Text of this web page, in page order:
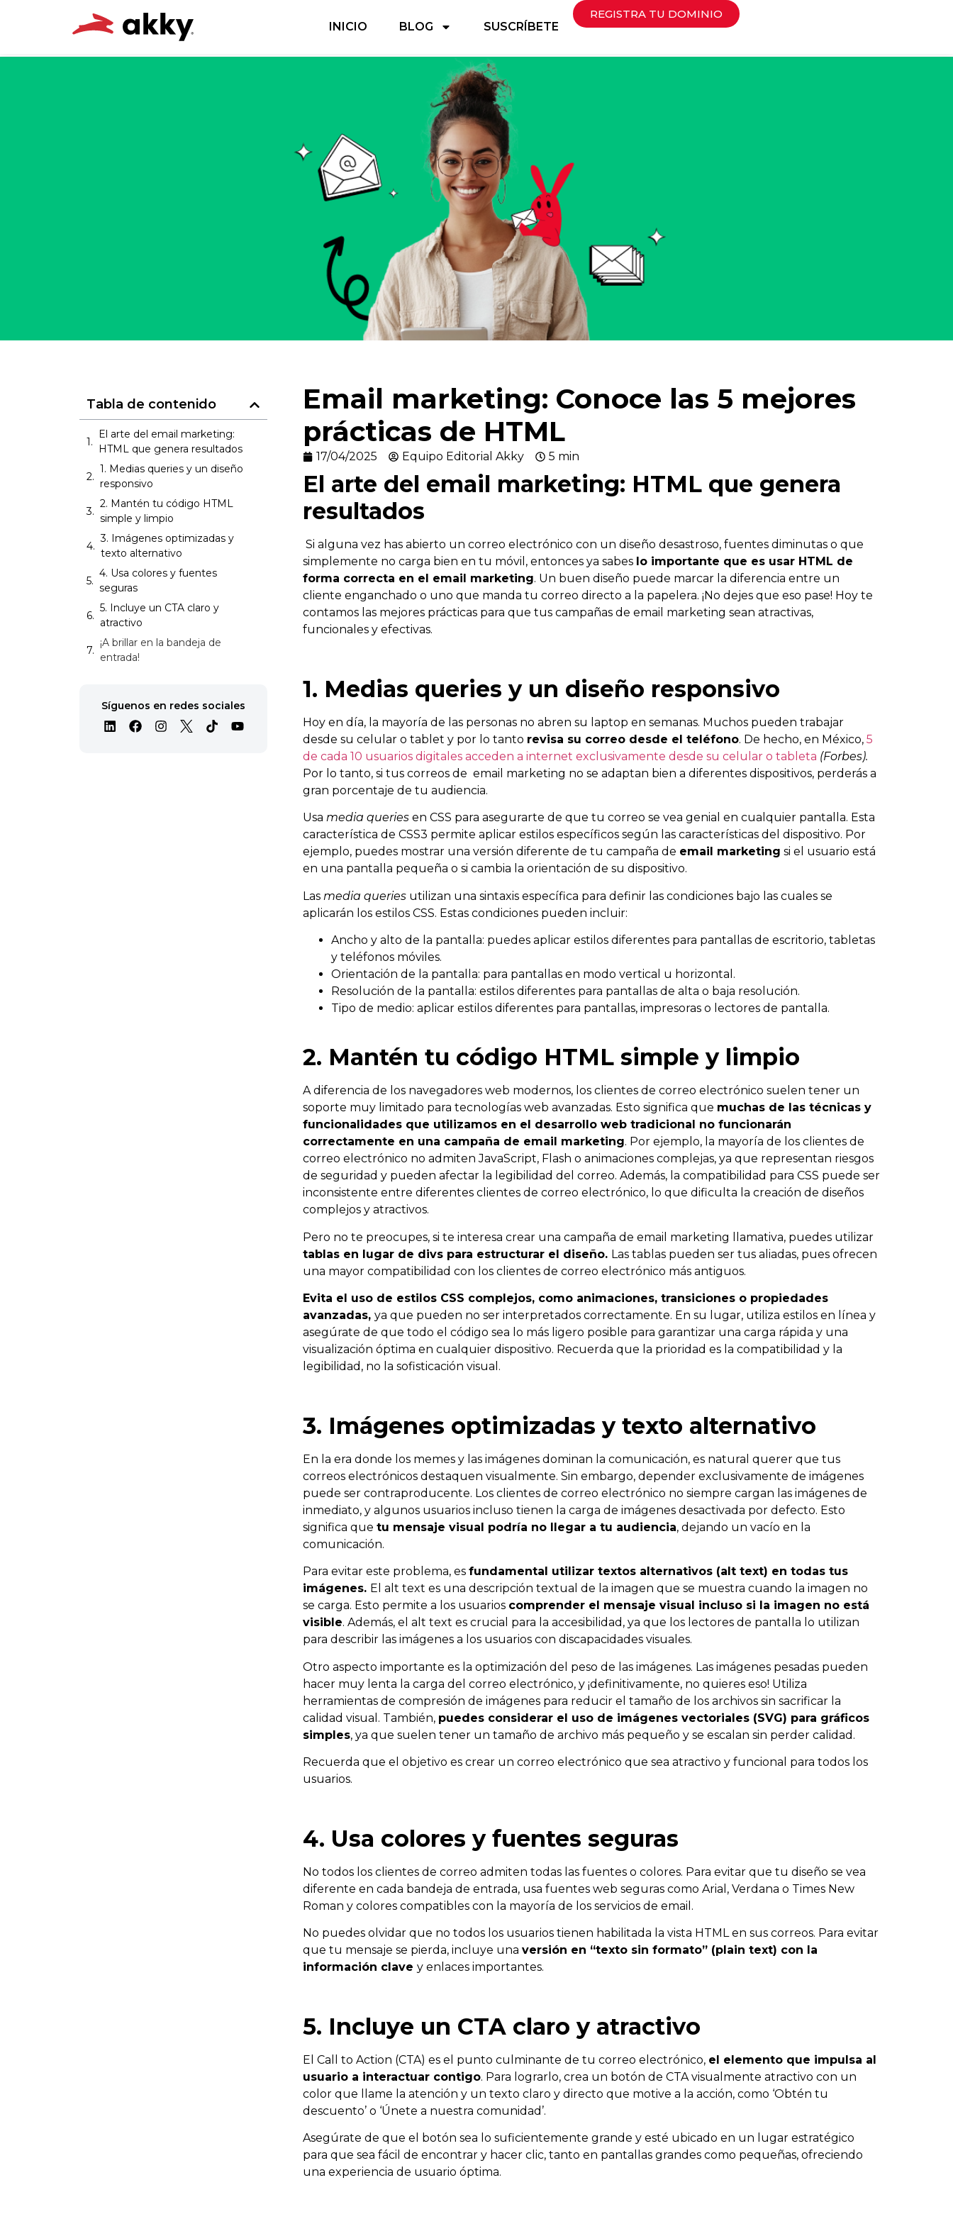
INICIO BLOG SUSCRÍBETE
REGISTRA TU DOMINIO
Tabla de contenido
El arte del email marketing:
HTML que genera resultados
1. Medias queries y un diseño
responsivo
2. Mantén tu código HTML
simple y limpio
3. Imágenes optimizadas y
texto alternativo
4. Usa colores y fuentes
seguras
5. Incluye un CTA claro y
atractivo
¡A brillar en la bandeja de
entrada!
Síguenos en redes sociales
Email marketing: Conoce las 5 mejores
prácticas de HTML
17/04/2025 Equipo Editorial Akky 5 min
El arte del email marketing: HTML que genera
resultados
Si alguna vez has abierto un correo electrónico con un diseño desastroso, fuentes diminutas o que
simplemente no carga bien en tu móvil, entonces ya sabes lo importante que es usar HTML de
forma correcta en el email marketing. Un buen diseño puede marcar la diferencia entre un
cliente enganchado o uno que manda tu correo directo a la papelera. ¡No dejes que eso pase! Hoy te
contamos las mejores prácticas para que tus campañas de email marketing sean atractivas,
funcionales y efectivas.
1. Medias queries y un diseño responsivo
Hoy en día, la mayoría de las personas no abren su laptop en semanas. Muchos pueden trabajar
desde su celular o tablet y por lo tanto revisa su correo desde el teléfono. De hecho, en México, 5
de cada 10 usuarios digitales acceden a internet exclusivamente desde su celular o tableta (Forbes).
Por lo tanto, si tus correos de email marketing no se adaptan bien a diferentes dispositivos, perderás a
gran porcentaje de tu audiencia.
Usa media queries en CSS para asegurarte de que tu correo se vea genial en cualquier pantalla. Esta
característica de CSS3 permite aplicar estilos específicos según las características del dispositivo. Por
ejemplo, puedes mostrar una versión diferente de tu campaña de email marketing si el usuario está
en una pantalla pequeña o si cambia la orientación de su dispositivo.
Las media queries utilizan una sintaxis específica para definir las condiciones bajo las cuales se
aplicarán los estilos CSS. Estas condiciones pueden incluir:
Ancho y alto de la pantalla: puedes aplicar estilos diferentes para pantallas de escritorio, tabletas
y teléfonos móviles.
Orientación de la pantalla: para pantallas en modo vertical u horizontal.
Resolución de la pantalla: estilos diferentes para pantallas de alta o baja resolución.
Tipo de medio: aplicar estilos diferentes para pantallas, impresoras o lectores de pantalla.
2. Mantén tu código HTML simple y limpio
A diferencia de los navegadores web modernos, los clientes de correo electrónico suelen tener un
soporte muy limitado para tecnologías web avanzadas. Esto significa que muchas de las técnicas y
funcionalidades que utilizamos en el desarrollo web tradicional no funcionarán
correctamente en una campaña de email marketing. Por ejemplo, la mayoría de los clientes de
correo electrónico no admiten JavaScript, Flash o animaciones complejas, ya que representan riesgos
de seguridad y pueden afectar la legibilidad del correo. Además, la compatibilidad para CSS puede ser
inconsistente entre diferentes clientes de correo electrónico, lo que dificulta la creación de diseños
complejos y atractivos.
Pero no te preocupes, si te interesa crear una campaña de email marketing llamativa, puedes utilizar
tablas en lugar de divs para estructurar el diseño. Las tablas pueden ser tus aliadas, pues ofrecen
una mayor compatibilidad con los clientes de correo electrónico más antiguos.
Evita el uso de estilos CSS complejos, como animaciones, transiciones o propiedades
avanzadas, ya que pueden no ser interpretados correctamente. En su lugar, utiliza estilos en línea y
asegúrate de que todo el código sea lo más ligero posible para garantizar una carga rápida y una
visualización óptima en cualquier dispositivo. Recuerda que la prioridad es la compatibilidad y la
legibilidad, no la sofisticación visual.
3. Imágenes optimizadas y texto alternativo
En la era donde los memes y las imágenes dominan la comunicación, es natural querer que tus
correos electrónicos destaquen visualmente. Sin embargo, depender exclusivamente de imágenes
puede ser contraproducente. Los clientes de correo electrónico no siempre cargan las imágenes de
inmediato, y algunos usuarios incluso tienen la carga de imágenes desactivada por defecto. Esto
significa que tu mensaje visual podría no llegar a tu audiencia, dejando un vacío en la
comunicación.
Para evitar este problema, es fundamental utilizar textos alternativos (alt text) en todas tus
imágenes. El alt text es una descripción textual de la imagen que se muestra cuando la imagen no
se carga. Esto permite a los usuarios comprender el mensaje visual incluso si la imagen no está
visible. Además, el alt text es crucial para la accesibilidad, ya que los lectores de pantalla lo utilizan
para describir las imágenes a los usuarios con discapacidades visuales.
Otro aspecto importante es la optimización del peso de las imágenes. Las imágenes pesadas pueden
hacer muy lenta la carga del correo electrónico, y ¡definitivamente, no quieres eso! Utiliza
herramientas de compresión de imágenes para reducir el tamaño de los archivos sin sacrificar la
calidad visual. También, puedes considerar el uso de imágenes vectoriales (SVG) para gráficos
simples, ya que suelen tener un tamaño de archivo más pequeño y se escalan sin perder calidad.
Recuerda que el objetivo es crear un correo electrónico que sea atractivo y funcional para todos los
usuarios.
4. Usa colores y fuentes seguras
No todos los clientes de correo admiten todas las fuentes o colores. Para evitar que tu diseño se vea
diferente en cada bandeja de entrada, usa fuentes web seguras como Arial, Verdana o Times New
Roman y colores compatibles con la mayoría de los servicios de email.
No puedes olvidar que no todos los usuarios tienen habilitada la vista HTML en sus correos. Para evitar
que tu mensaje se pierda, incluye una versión en “texto sin formato” (plain text) con la
información clave y enlaces importantes.
5. Incluye un CTA claro y atractivo
El Call to Action (CTA) es el punto culminante de tu correo electrónico, el elemento que impulsa al
usuario a interactuar contigo. Para lograrlo, crea un botón de CTA visualmente atractivo con un
color que llame la atención y un texto claro y directo que motive a la acción, como ‘Obtén tu
descuento’ o ‘Únete a nuestra comunidad’.
Asegúrate de que el botón sea lo suficientemente grande y esté ubicado en un lugar estratégico
para que sea fácil de encontrar y hacer clic, tanto en pantallas grandes como pequeñas, ofreciendo
una experiencia de usuario óptima.